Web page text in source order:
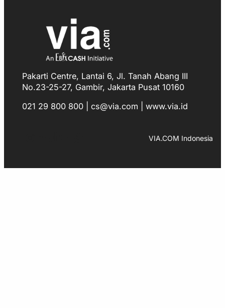
Pakarti Centre, Lantai 6, Jl. Tanah Abang III
No.23-25-27, Gambir, Jakarta Pusat 10160
021 29 800 800 | cs@via.com | www.via.id
VIA.COM Indonesia